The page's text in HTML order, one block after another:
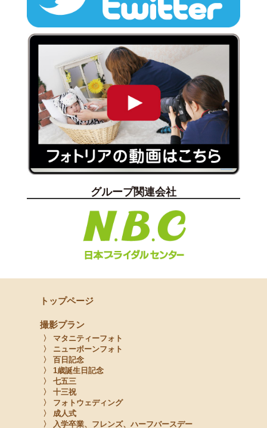
グループ関連会社
トップページ
撮影プラン
〉 マタニティーフォト
〉 ニューボーンフォト
〉 百日記念
〉 1歳誕生日記念
〉 七五三
〉 十三祝
〉 フォトウェディング
〉 成人式
〉 入学卒業、フレンズ、ハーフバースデー